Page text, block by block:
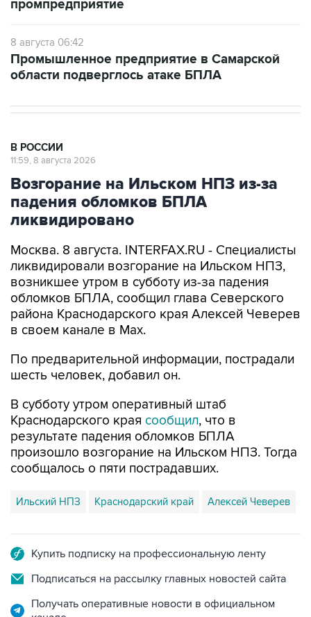
8 августа 06:42
области подверглось атаке БПЛА
Возгорание на Ильском НПЗ из-за
падения обломков БПЛА
ликвидировано
Москва. 8 августа. INTERFAX.RU - Специалисты
возникшее утром в субботу из-за падения
обломков БПЛА, сообщил глава Северского
района Краснодарского края Алексей Чеверев
в своем канале в Max.
По предварительной информации, пострадали
В субботу утром оперативный штаб
результате падения обломков БПЛА
произошло возгорание на Ильском НПЗ. Тогда
сообщалось о пяти пострадавших.
Ильский НПЗ Краснодарский край Алексей Чеверев
Подписаться на рассылку главных новостей сайта
Получать оперативные новости в официальном